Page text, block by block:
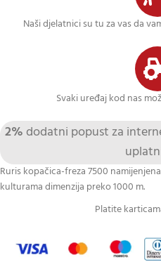
Naši djelatnici su tu za vas da
Svaki uređaj kod nas
2% dodatni popust za
Ruris kopačica-freza 7500
kulturama dimenzija preko 1000 m.
Platite